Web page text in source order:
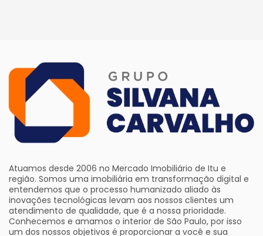
Atuamos desde 2006 no Mercado Imobiliário de Itu e
região. Somos uma imobiliária em transformação digital e
entendemos que o processo humanizado aliado às
inovações tecnológicas levam aos nossos clientes um
atendimento de qualidade, que é a nossa prioridade.
Conhecemos e amamos o interior de São Paulo, por isso
um dos nossos objetivos é proporcionar a você e sua